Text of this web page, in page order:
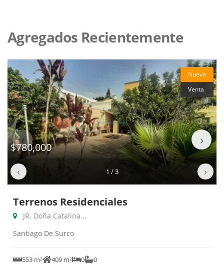
Agregados Recientemente
Nueva
Venta
$780,000
‹
1 / 3 ›
Terrenos Residenciales
JR. Doña Catalina...
Santiago De Surco
553 m² 409 m² 0 0
‹ ›